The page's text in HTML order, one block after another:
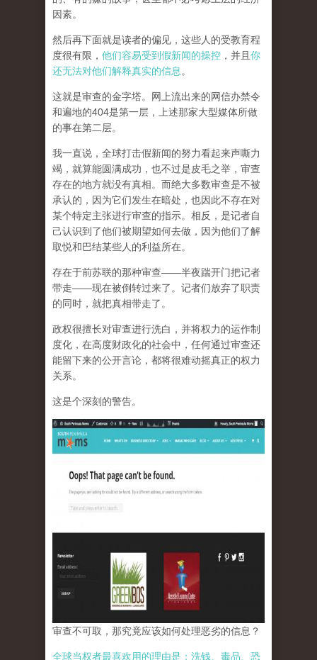
因素。
然后再下面就是读者的偏见，这些人的受教育程
度很有限， 他们容易受到假新闻的操控 ，并且 你
还无法对他们解释真实的信息 。
这就是审查的金字塔。网上流出来的网信办禁令
和遍地的404是第一层，上述那家大型媒体所做
的事在第二层。
我一直说，全球打击假新闻的努力看起来声嘶力
竭，就算能圆满成功，也不过是皮毛之举，审查
存在的地方就没有真相。而绝大多数审查是不被
承认的，因为它们发生在暗处，也因此不存在对
某个特定主张进行审查的指示。相反，是记者自
己认识到了他们被期望如何去做，因为他们了解
取悦和巴结某些人的利益所在。
存在于前苏联的那种审查——半夜踹开门把记者
带走——现在被倒转过来了。记者们放弃了职责
的同时，就把真相带走了。
政权很擅长对审查进行洗白，并将权力的运作制
度化，在高度财政化的社会中，任何通过审查还
能留下来的公开言论，都将很难动摇真正的权力
关系。
这是个深刻的警告。
审查不可取，那究竟应该如何处理恶劣的信息？
全球当权者最喜欢用的理由是：洗钱、毒品、恐